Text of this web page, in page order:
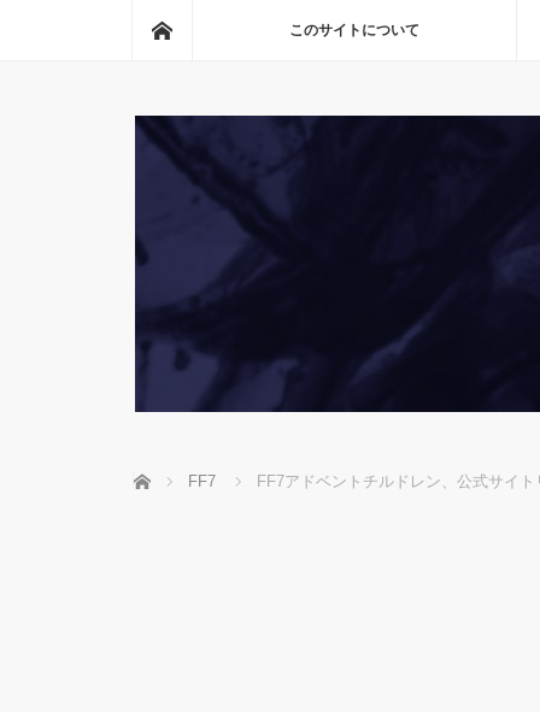
このサイトについて
ホーム FF7 FF7アドベントチルドレン、公式サイ